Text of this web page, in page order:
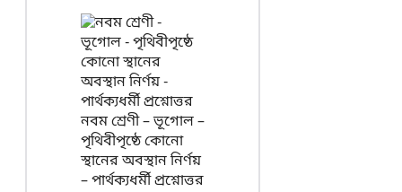
নবম শ্রেণী – ভূগোল –
পৃথিবীপৃষ্ঠে কোনো
স্থানের অবস্থান নির্ণয়
– পার্থক্যধর্মী প্রশ্নোত্তর